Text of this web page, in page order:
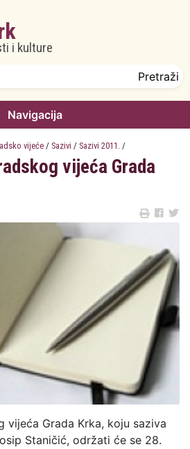
i kulture
Navigacija
vijeće/ Sazivi / Sazivi 2011. /
vijeća Grada
vijeća Grada Krka, koju saziva
Staničić, održati će se 28.